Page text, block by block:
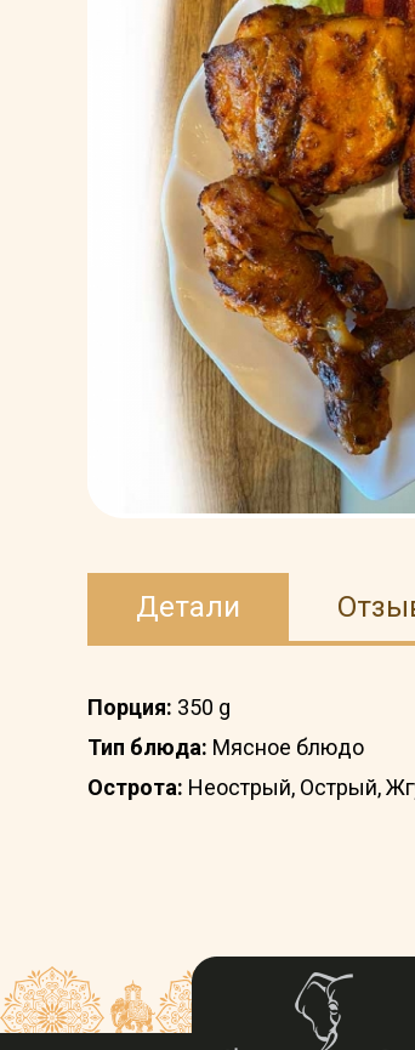
Детали
Порция: 350 g
Тип блюда: Мясное блюдо
Острота: Неострый, Острый,